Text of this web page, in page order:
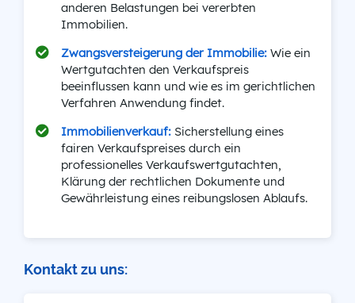
anderen Belastungen bei vererbten
Immobilien.
Zwangsversteigerung der Immobilie: Wie ein
Wertgutachten den Verkaufspreis
beeinflussen kann und wie es im gerichtlichen
Verfahren Anwendung findet.
Immobilienverkauf: Sicherstellung eines
fairen Verkaufspreises durch ein
professionelles Verkaufswertgutachten,
Klärung der rechtlichen Dokumente und
Gewährleistung eines reibungslosen Ablaufs.
Kontakt zu uns: